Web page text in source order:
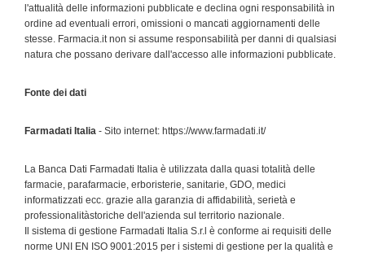
l'attualità delle informazioni pubblicate e declina ogni responsabilità in
ordine ad eventuali errori, omissioni o mancati aggiornamenti delle
stesse. Farmacia.it non si assume responsabilità per danni di qualsiasi
natura che possano derivare dall'accesso alle informazioni pubblicate.
Fonte dei dati
Farmadati Italia - Sito internet: https://www.farmadati.it/
La Banca Dati Farmadati Italia è utilizzata dalla quasi totalità delle
farmacie, parafarmacie, erboristerie, sanitarie, GDO, medici
informatizzati ecc. grazie alla garanzia di affidabilità, serietà e
professionalitàstoriche dell'azienda sul territorio nazionale.
Il sistema di gestione Farmadati Italia S.r.l è conforme ai requisiti delle
norme UNI EN ISO 9001:2015 per i sistemi di gestione per la qualità e